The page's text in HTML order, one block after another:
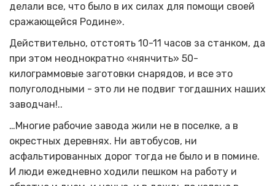
делали все, что было в их силах для помощи своей
сражающейся Родине».
Действительно, отстоять 10-11 часов за станком, да
при этом неоднократно «нянчить» 50-
килограммовые заготовки снарядов, и все это
полуголодными - это ли не подвиг тогдашних наших
заводчан!..
…Многие рабочие завода жили не в поселке, а в
окрестных деревнях. Ни автобусов, ни
асфальтированных дорог тогда не было и в помине.
И люди ежедневно ходили пешком на работу и